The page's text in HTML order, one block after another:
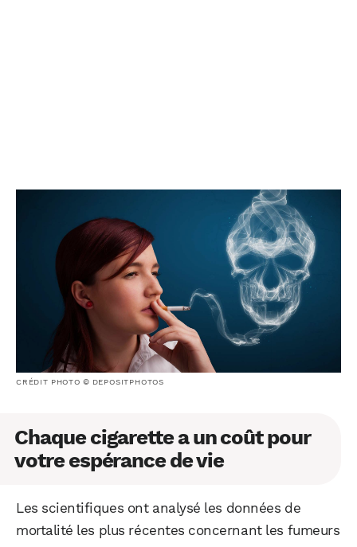
CRÉDIT PHOTO © DEPOSITPHOTOS
Chaque cigarette a un coût pour
votre espérance de vie
Les scientifiques ont analysé les données de
mortalité les plus récentes concernant les fumeurs